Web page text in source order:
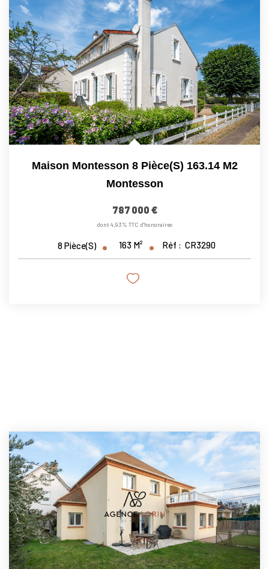
Maison Montesson 8 Pièce(s) 163.14 M2
Montesson
787 000 €
dont 4,93% TTC d'honoraires
8Pièce(s) 163 M² Réf : CR3290